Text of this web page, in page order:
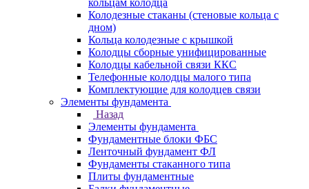
кольцам колодца
Колодезные стаканы (стеновые кольца с
дном)
Кольца колодезные с крышкой
Колодцы сборные унифицированные
Колодцы кабельной связи ККС
Телефонные колодцы малого типа
Комплектующие для колодцев связи
Элементы фундамента
Назад
Элементы фундамента
Фундаментные блоки ФБС
Ленточный фундамент ФЛ
Фундаменты стаканного типа
Плиты фундаментные